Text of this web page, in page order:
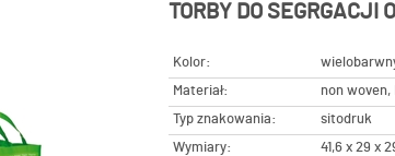
TORBY DO SEGRGACJI
Kolor:
Materiał:
non woven,
Typ znakowania:
sitodruk
Wymiary:
41,6 x 29 x